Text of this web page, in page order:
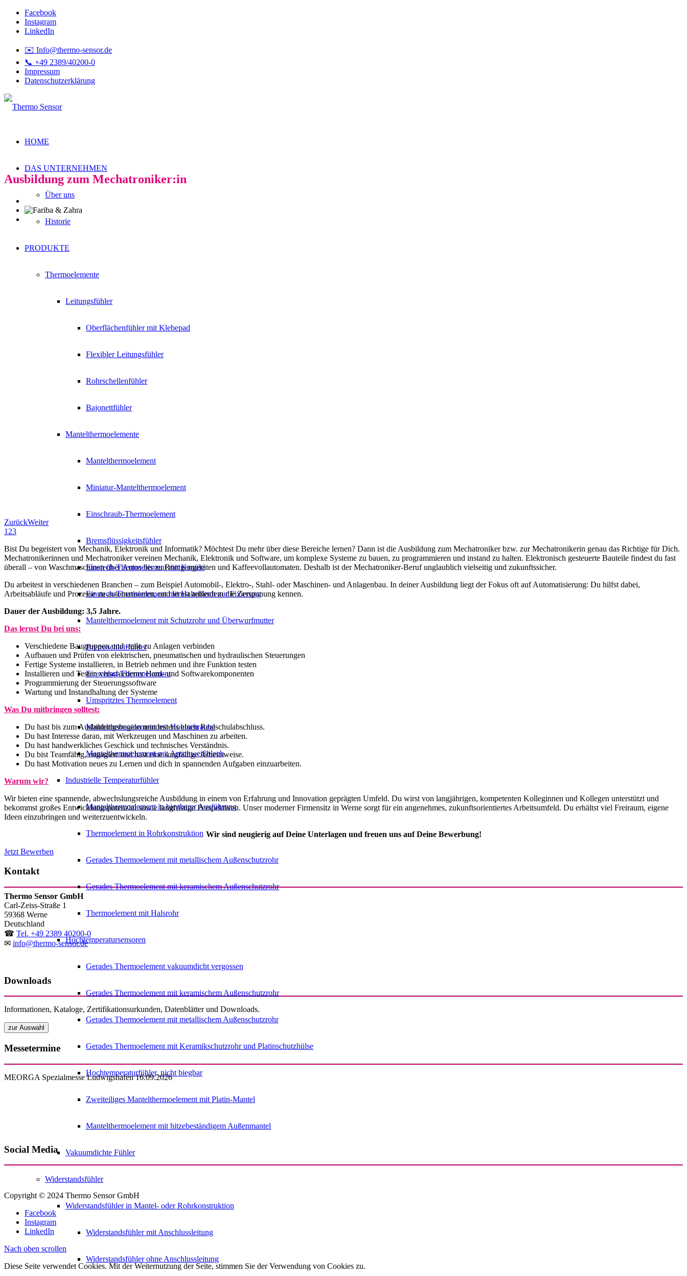
Facebook
Instagram
LinkedIn
✉️ Info@thermo-sensor.de
📞 +49 2389/40200-0
Impressum
Datenschutzerklärung
HOME
DAS UNTERNEHMEN
Über uns
Historie
PRODUKTE
Thermoelemente
Leitungsfühler
Oberflächenfühler mit Klebepad
Flexibler Leitungsfühler
Rohrschellenfühler
Bajonettfühler
Mantelthermoelemente
Mantelthermoelement
Miniatur-Mantelthermoelement
Einschraub-Thermoelement
Bremsflüssigkeitsfühler
Einstech-Thermoelement mit Kanüle
Einstech-Thermoelement mit Halteblech zur Fixierung
Mantelthermoelement mit Schutzrohr und Überwurfmutter
Bremsschleiffühler
Einschlag-Thermoelement
Umspritztes Thermoelement
Mantelthermoelement mit Hohlschraube
Mantelthermoelement mit Anschweißblech
Industrielle Temperaturfühler
Mantelthermoelement in biegbarer Ausführung
Thermoelement in Rohrkonstruktion
Gerades Thermoelement mit metallischem Außenschutzrohr
Gerades Thermoelement mit keramischem Außenschutzrohr
Thermoelement mit Halsrohr
Hochtemperatursensoren
Gerades Thermoelement vakuumdicht vergossen
Gerades Thermoelement mit keramischem Außenschutzrohr
Gerades Thermoelement mit metallischem Außenschutzrohr
Gerades Thermoelement mit Keramikschutzrohr und Platinschutzhülse
Hochtemperaturfühler, nicht biegbar
Zweiteiliges Mantelthermoelement mit Platin-Mantel
Mantelthermoelement mit hitzebeständigem Außenmantel
Vakuumdichte Fühler
Widerstandsfühler
Widerstandsfühler in Mantel- oder Rohrkonstruktion
Widerstandsfühler mit Anschlussleitung
Widerstandsfühler ohne Anschlussleitung
Ausbildung zum Mechatroniker:in
ZurückWeiter
1 23
Bist Du begeistert von Mechanik, Elektronik und Informatik? Möchtest Du mehr über diese Bereiche lernen? Dann ist die Ausbildung zum Mechatroniker bzw. zur Mechatronikerin genau das Richtige für Dich.
Mechatronikerinnen und Mechatroniker vereinen Mechanik, Elektronik und Software, um komplexe Systeme zu bauen, zu programmieren und instand zu halten. Elektronisch gesteuerte Bauteile findest du fast
überall – von Waschmaschinen über Autos bis zu Röntgengeräten und Kaffeevollautomaten. Deshalb ist der Mechatroniker-Beruf unglaublich vielseitig und zukunftssicher.
Du arbeitest in verschiedenen Branchen – zum Beispiel Automobil-, Elektro-, Stahl- oder Maschinen- und Anlagenbau. In deiner Ausbildung liegt der Fokus oft auf Automatisierung: Du hilfst dabei,
Arbeitsabläufe und Prozesse zu automatisieren, und lernst außerdem die Zerspanung kennen.
Dauer der Ausbildung: 3,5 Jahre.
Das lernst Du bei uns:
Verschiedene Baugruppen und -teile zu Anlagen verbinden
Aufbauen und Prüfen von elektrischen, pneumatischen und hydraulischen Steuerungen
Fertige Systeme installieren, in Betrieb nehmen und ihre Funktion testen
Installieren und Testen verschiedener Hard- und Softwarekomponenten
Programmierung der Steuerungssoftware
Wartung und Instandhaltung der Systeme
Was Du mitbringen solltest:
Du hast bis zum Ausbildungsbeginn mindestens einen Realschulabschluss.
Du hast Interesse daran, mit Werkzeugen und Maschinen zu arbeiten.
Du hast handwerkliches Geschick und technisches Verständnis.
Du bist Teamfähig, engagiert und hast eine sorgfältige Arbeitsweise.
Du hast Motivation neues zu Lernen und dich in spannenden Aufgaben einzuarbeiten.
Warum wir?
Wir bieten eine spannende, abwechslungsreiche Ausbildung in einem von Erfahrung und Innovation geprägten Umfeld. Du wirst von langjährigen, kompetenten Kolleginnen und Kollegen unterstützt und
bekommst großes Entwicklungspotenzial sowie langfristige Perspektiven. Unser moderner Firmensitz in Werne sorgt für ein angenehmes, zukunftsorientiertes Arbeitsumfeld. Du erhältst viel Freiraum, eigene
Ideen einzubringen und weiterzuentwickeln.
Wir sind neugierig auf Deine Unterlagen und freuen uns auf Deine Bewerbung!
Jetzt Bewerben
Kontakt
Thermo Sensor GmbH
Carl-Zeiss-Straße 1
59368 Werne
Deutschland
☎ Tel. +49 2389 40200-0
✉ info@thermo-sensor.de
Downloads
Informationen, Kataloge, Zertifikationsurkunden, Datenblätter und Downloads.
Messetermine
MEORGA Spezialmesse Ludwigshafen 16.09.2026
Social Media
Copyright © 2024 Thermo Sensor GmbH
Facebook
Instagram
LinkedIn
Nach oben scrollen
Diese Seite verwendet Cookies. Mit der Weiternutzung der Seite, stimmen Sie der Verwendung von Cookies zu.